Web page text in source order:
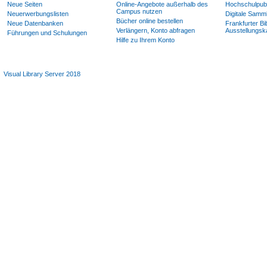
Neue Seiten
Neuerwerbungslisten
Neue Datenbanken
Führungen und Schulungen
Online-Angebote außerhalb des
Campus nutzen
Bücher online bestellen
Verlängern, Konto abfragen
Hilfe zu Ihrem Konto
Digitale
Frankfurter
Visual Library Server 2018